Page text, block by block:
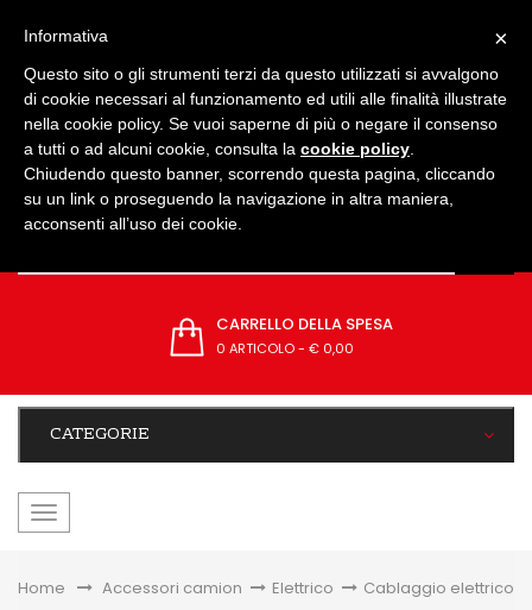
CARRELLO DELLA SPESA
0 ARTICOLO- € 0,00
CATEGORIE
navigazione
Home &gt;Accessori camion > Elettrico >
Cablaggio elettrico
×
Informativa
Questo sito o gli strumenti terzi da questo utilizzati si avvalgono
di cookie necessari al funzionamento ed utili alle finalità illustrate
nella cookie policy. Se vuoi saperne di più o negare il consenso
a tutti o ad alcuni cookie, consulta la cookie policy
Chiudendo questo banner, scorrendo questa pagina, cliccando
su un link o proseguendo la navigazione in altra maniera,
acconsenti all’uso dei cookie.